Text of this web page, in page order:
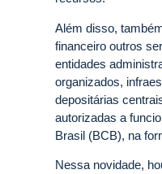
Além disso,
financeiro outros
entidades
organizados,
depositárias
autorizadas a
Brasil (BCB), na
Nessa novidade,